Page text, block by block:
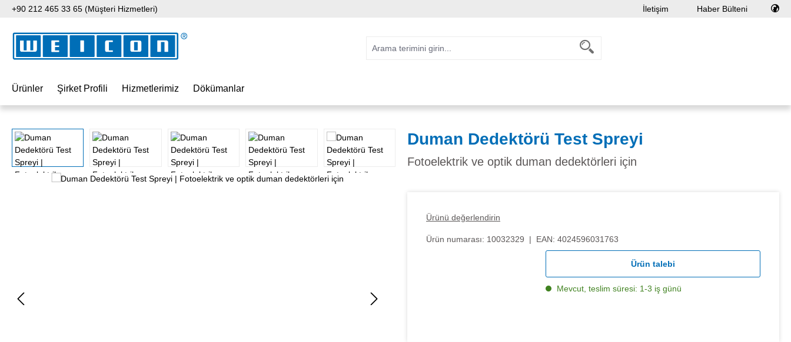
içeriğe geç
Aramaya atla
Ana navigasyona geç
+90 212 465 33 65 (Müşteri Hizmetleri) İletişim Haber Bülteni
Ürünler Şirket Profili Hizmetlerimiz Dökümanlar
Resim galerisini atla Duman Dedektörü Test Spreyi
Fotoelektrik ve optik duman dedektörleri için
Ürünü değerlendirin
Ürün numarası: 10032329 | EAN: 4024596031763
Ürün talebi
Mevcut, teslim süresi: 1-3 iş günü